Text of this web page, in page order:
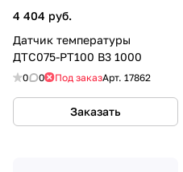
4 404 руб.
Датчик температуры
ДТС075-PT100 В3 1000
0 0 Под заказАрт. 17862
Заказать